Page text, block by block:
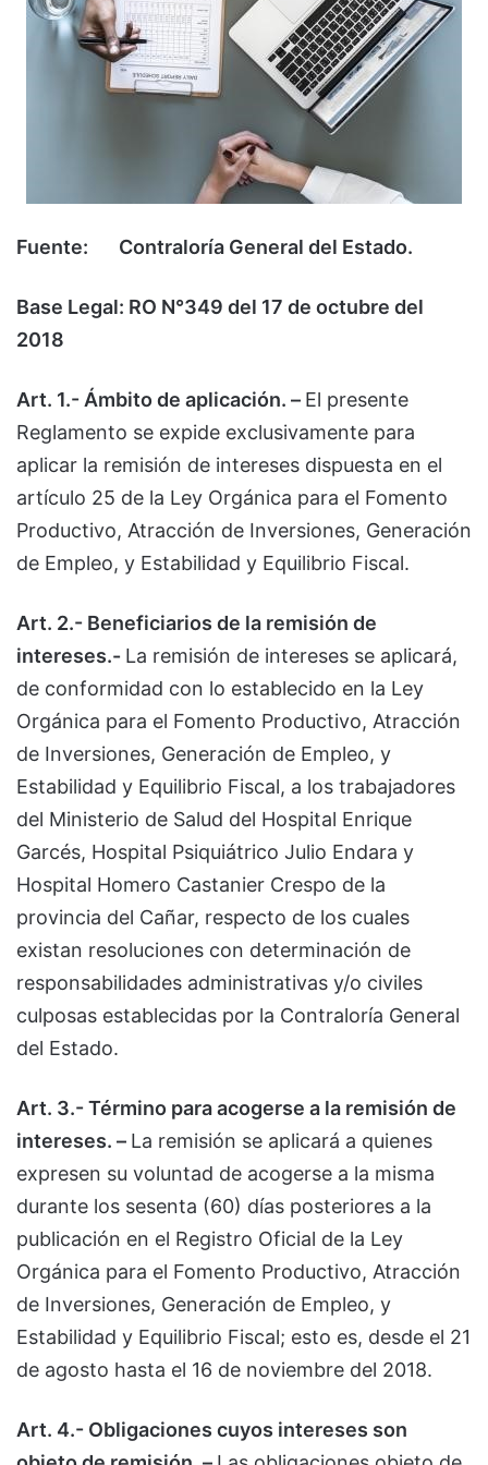
Fuente: Contraloría General del Estado.
Base Legal: RO N°349 del 17 de octubre del
2018
Art. 1.- Ámbito de aplicación. – El presente
Reglamento se expide exclusivamente para
aplicar la remisión de intereses dispuesta en el
artículo 25 de la Ley Orgánica para el Fomento
Productivo, Atracción de Inversiones, Generación
de Empleo, y Estabilidad y Equilibrio Fiscal.
Art. 2.- Beneficiarios de la remisión de
intereses.- La remisión de intereses se aplicará,
de conformidad con lo establecido en la Ley
Orgánica para el Fomento Productivo, Atracción
de Inversiones, Generación de Empleo, y
Estabilidad y Equilibrio Fiscal, a los trabajadores
del Ministerio de Salud del Hospital Enrique
Garcés, Hospital Psiquiátrico Julio Endara y
Hospital Homero Castanier Crespo de la
provincia del Cañar, respecto de los cuales
existan resoluciones con determinación de
responsabilidades administrativas y/o civiles
culposas establecidas por la Contraloría General
del Estado.
Art. 3.- Término para acogerse a la remisión de
intereses. – La remisión se aplicará a quienes
expresen su voluntad de acogerse a la misma
durante los sesenta (60) días posteriores a la
publicación en el Registro Oficial de la Ley
Orgánica para el Fomento Productivo, Atracción
de Inversiones, Generación de Empleo, y
Estabilidad y Equilibrio Fiscal; esto es, desde el 21
de agosto hasta el 16 de noviembre del 2018.
Art. 4.- Obligaciones cuyos intereses son